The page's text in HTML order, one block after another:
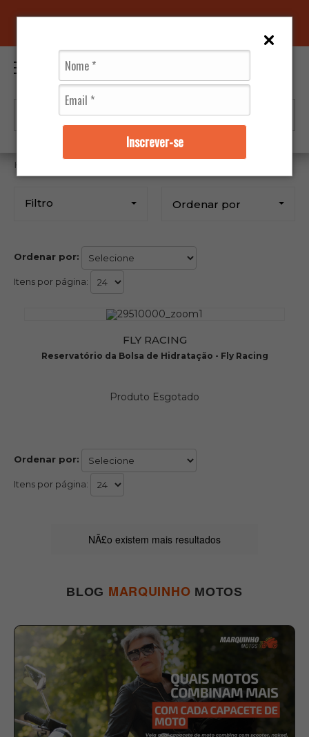
Inscrever-se
Filtro Ordenar por
Ordenar por:
Itens por página:
FLY RACING
Reservatório da Bolsa de Hidratação - Fly Racing
Produto Esgotado
Ordenar por:
Itens por página:
NÃ£o existem mais resultados
BLOG MARQUINHO MOTOS